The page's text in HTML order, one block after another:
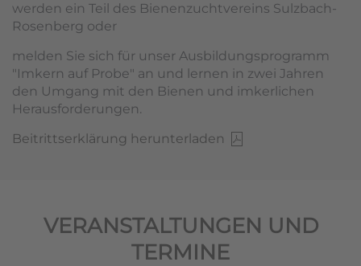
werden ein Teil des Bienenzuchtvereins Sulzbach-
Rosenberg oder
melden Sie sich für unser Ausbildungsprogramm
"Imkern auf Probe" an und lernen in zwei Jahren
den Umgang mit den Bienen und imkerlichen
Herausforderungen.
Beitrittserklärung herunterladen
VERANSTALTUNGEN UND
TERMINE